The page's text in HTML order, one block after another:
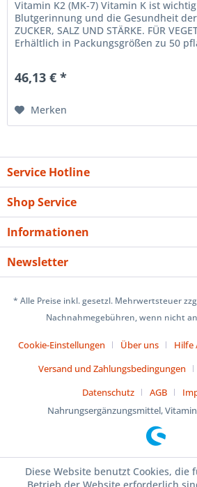
Vitamin K2 (MK-7) Vitamin K ist
Blutgerinnung und die Gesundheit der
ZUCKER, SALZ UND STÄRKE. FÜR
Erhältlich in Packungsgrößen zu 50
46,13 € *
Merken
Service Hotline
Shop Service
Informationen
Newsletter
* Alle Preise inkl. gesetzl. Mehrwertsteuer
Nachnahmegebühren, wenn nicht
Cookie-Einstellungen Über uns Hilfe
Versand und Zahlungsbedingungen
Datenschutz
AGB
Nahrungsergänzungsmittel,
Diese Website benutzt Cookies, die